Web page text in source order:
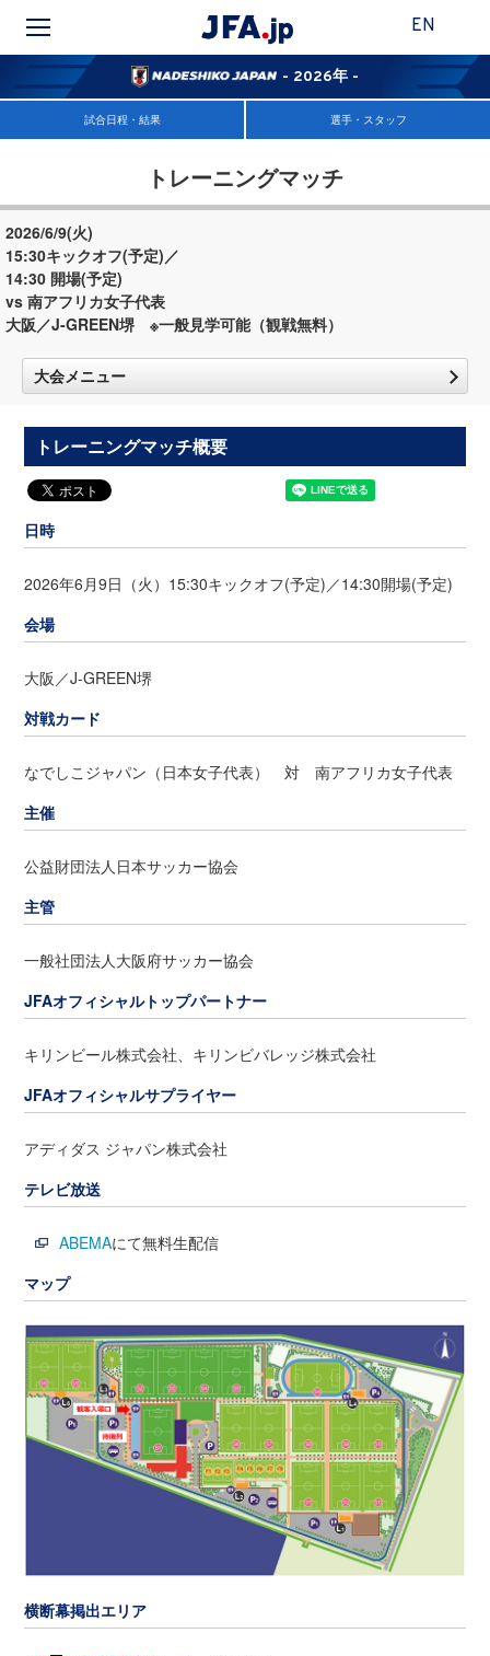
EN
- 2026年 -
試合日程・結果 選手・スタッフ
トレーニングマッチ
2026/6/9(火)
15:30キックオフ(予定)／
14:30 開場(予定)
vs 南アフリカ女子代表
大阪／J-GREEN堺 ※一般見学可能（観戦無料）
大会メニュー
トレーニングマッチ概要
日時
2026年6月9日（火）15:30キックオフ(予定)／14:30開場(予定)
会場
大阪／J-GREEN堺
対戦カード
なでしこジャパン（日本女子代表） 対 南アフリカ女子代表
主催
公益財団法人日本サッカー協会
主管
一般社団法人大阪府サッカー協会
JFAオフィシャルトップパートナー
キリンビール株式会社、キリンビバレッジ株式会社
JFAオフィシャルサプライヤー
アディダス ジャパン株式会社
テレビ放送
ABEMAにて無料生配信
マップ
横断幕掲出エリア